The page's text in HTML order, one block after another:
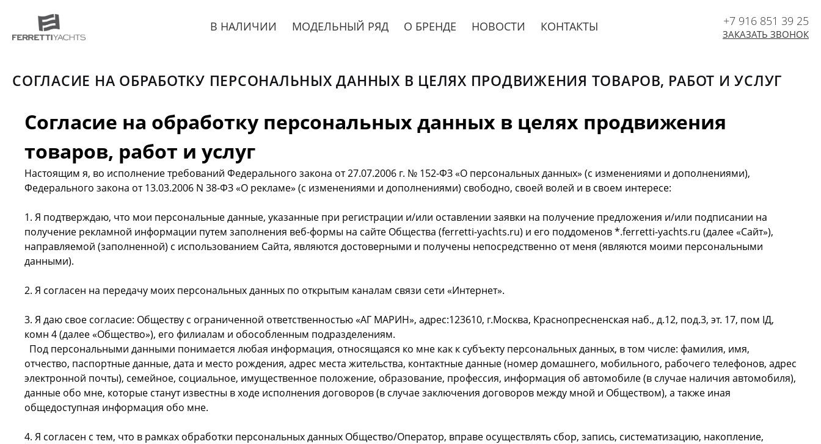
В НАЛИЧИИ МОДЕЛЬНЫЙ РЯД О БРЕНДЕ НОВОСТИ КОНТАКТЫ +7 916 851 39 25
ЗАКАЗАТЬ ЗВОНОК
СОГЛАСИЕ НА ОБРАБОТКУ ПЕРСОНАЛЬНЫХ ДАННЫХ В ЦЕЛЯХ ПРОДВИЖЕНИЯ ТОВАРОВ, РАБОТ И УСЛУГ
Согласие на обработку персональных данных в целях продвижения
товаров, работ и услуг
Настоящим я, во исполнение требований Федерального закона от 27.07.2006 г. № 152-ФЗ «О персональных данных» (с изменениями и дополнениями),
Федерального закона от 13.03.2006 N 38-ФЗ «О рекламе» (с изменениями и дополнениями) свободно, своей волей и в своем интересе:
1. Я подтверждаю, что мои персональные данные, указанные при регистрации и/или оставлении заявки на получение предложения и/или подписании на
получение рекламной информации путем заполнения веб-формы на сайте Общества (ferretti-yachts.ru) и его поддоменов *.ferretti-yachts.ru (далее «Сайт»),
направляемой (заполненной) с использованием Сайта, являются достоверными и получены непосредственно от меня (являются моими персональными
данными).
2. Я согласен на передачу моих персональных данных по открытым каналам связи сети «Интернет».
3. Я даю свое согласие: Обществу с ограниченной ответственностью «АГ МАРИН», адрес:123610, г.Москва, Краснопресненская наб., д.12, под.3, эт. 17, пом IД,
комн 4 (далее «Общество»), его филиалам и обособленным подразделениям.
Под персональными данными понимается любая информация, относящаяся ко мне как к субъекту персональных данных, в том числе: фамилия, имя,
отчество, паспортные данные, дата и место рождения, адрес места жительства, контактные данные (номер домашнего, мобильного, рабочего телефонов, адрес
электронной почты), семейное, социальное, имущественное положение, образование, профессия, информация об автомобиле (в случае наличия автомобиля),
данные обо мне, которые станут известны в ходе исполнения договоров (в случае заключения договоров между мной и Обществом), а также иная
общедоступная информация обо мне.
4. Я согласен с тем, что в рамках обработки персональных данных Общество/Оператор, вправе осуществлять сбор, запись, систематизацию, накопление,